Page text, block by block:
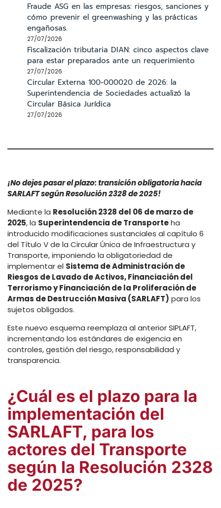
Fraude ASG en las empresas: riesgos, sanciones y
cómo prevenir el greenwashing y las prácticas
engañosas.
27/07/2026
Fiscalización tributaria DIAN: cinco aspectos clave
para estar preparados ante un requerimiento
27/07/2026
Circular Externa 100-000020 de 2026: la
Superintendencia de Sociedades actualizó la
Circular Básica Jurídica
27/07/2026
¡No dejes pasar el plazo: transición obligatoria hacia
SARLAFT según Resolución 2328 de 2025!
Mediante la Resolución 2328 del 06 de marzo de
2025, la Superintendencia de Transporteha
introducido modificaciones sustanciales al capítulo 6
del Título V de la Circular Única de Infraestructura y
Transporte, imponiendo la obligatoriedad de
implementar el Sistema de Administración de
Riesgos de Lavado de Activos, Financiación del
Terrorismo y Financiación de la Proliferación de
Armas de Destrucción Masiva (SARLAFT) para los
sujetos obligados.
Este nuevo esquema reemplaza al anterior SIPLAFT,
incrementando los estándares de exigencia en
controles, gestión del riesgo, responsabilidad y
transparencia.
¿Cuál es el plazo para la
implementación del
SARLAFT, para los
actores del Transporte
según la Resolución 2328
de 2025?